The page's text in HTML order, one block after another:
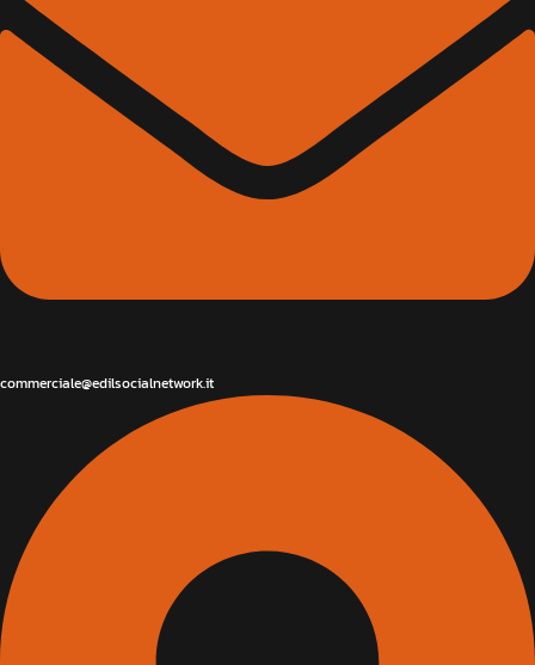
commerciale@edilsocialnetwork.it